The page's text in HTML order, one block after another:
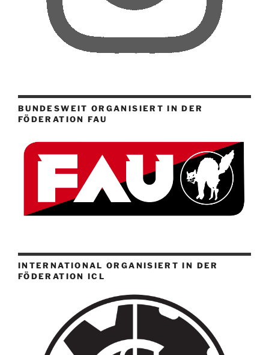
BUNDESWEIT ORGANISIERT IN DER
FÖDERATION FAU
INTERNATIONAL ORGANISIERT IN DER
FÖDERATION ICL